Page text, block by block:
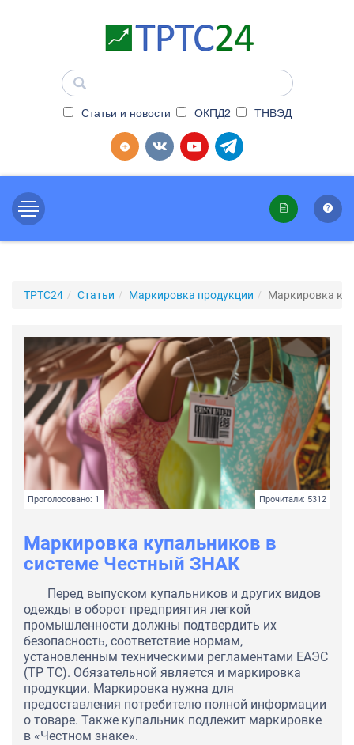
Статьи и новости ОКПД2 ТНВЭД
ТРТС24 Статьи Маркировка продукции Маркировка
Проголосовано: 1 Прочитали: 5312
Маркировка купальников в
системе Честный ЗНАК
Перед выпуском купальников и других видов
одежды в оборот предприятия легкой
промышленности должны подтвердить их
безопасность, соответствие нормам,
установленным техническими регламентами ЕАЭС
(ТР ТС). Обязательной является и маркировка
продукции. Маркировка нужна для
предоставления потребителю полной информации
о товаре. Также купальник подлежит маркировке
в «Честном знаке».